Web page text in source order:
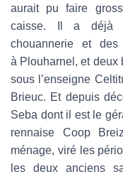
aurait pu faire
caisse. Il a déjà
chouannerie et
à Plouharnel, et deux
sous l’enseigne
Brieuc. Et depuis
Seba dont il est le
rennaise Coop
ménage, viré les
les deux anciens